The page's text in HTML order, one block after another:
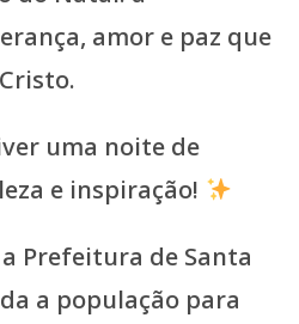
amor e paz que
uma noite de
e inspiração!
Prefeitura de Santa
a população para